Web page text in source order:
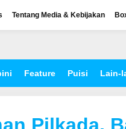
Tentang Media & Kebijakan
Feature Puisi Lain-